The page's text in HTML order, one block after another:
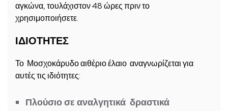
αγκώνα, τουλάχιστον 48 ώρες πριν το
χρησιμοποιήσετε.
ΙΔΙΟΤΗΤΕΣ
Το Μοσχοκάρυδο αιθέριο έλαιο αναγνωρίζεται για
αυτές τις ιδιότητες:
Πλούσιο σε αναλγητικά δραστικά